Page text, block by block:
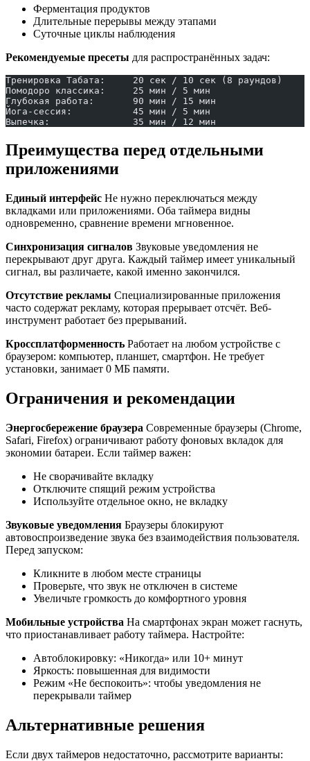
Ферментация продуктов
Длительные перерывы между этапами
Суточные циклы наблюдения
Рекомендуемые пресеты для распространённых задач:
Тренировка Табата:     20 сек / 10 сек (8 раундов)
Помодоро классика:     25 мин / 5 мин
Глубокая работа:       90 мин / 15 мин
Йога-сессия:           45 мин / 5 мин
Выпечка:               35 мин / 12 мин
Преимущества перед отдельными
приложениями
Единый интерфейс Не нужно переключаться между
вкладками или приложениями. Оба таймера видны
одновременно, сравнение времени мгновенное.
Синхронизация сигналов Звуковые уведомления не
перекрывают друг друга. Каждый таймер имеет уникальный
сигнал, вы различаете, какой именно закончился.
Отсутствие рекламы Специализированные приложения
часто содержат рекламу, которая прерывает отсчёт. Веб-
инструмент работает без прерываний.
Кроссплатформенность Работает на любом устройстве с
браузером: компьютер, планшет, смартфон. Не требует
установки, занимает 0 МБ памяти.
Ограничения и рекомендации
Энергосбережение браузера Современные браузеры (Chrome,
Safari, Firefox) ограничивают работу фоновых вкладок для
экономии батареи. Если таймер важен:
Не сворачивайте вкладку
Отключите спящий режим устройства
Используйте отдельное окно, не вкладку
Звуковые уведомления Браузеры блокируют
автовоспроизведение звука без взаимодействия пользователя.
Перед запуском:
Кликните в любом месте страницы
Проверьте, что звук не отключен в системе
Увеличьте громкость до комфортного уровня
Мобильные устройства На смартфонах экран может гаснуть,
что приостанавливает работу таймера. Настройте:
Автоблокировку: «Никогда» или 10+ минут
Яркость: повышенная для видимости
Режим «Не беспокоить»: чтобы уведомления не
перекрывали таймер
Альтернативные решения
Если двух таймеров недостаточно, рассмотрите варианты: